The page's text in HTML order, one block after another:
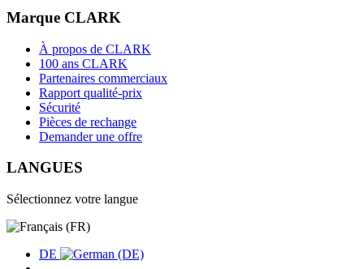
Marque CLARK
À propos de CLARK
100 ans CLARK
Partenaires commerciaux
Rapport qualité-prix
Sécurité
Pièces de rechange
Demander une offre
LANGUES
Sélectionnez votre langue
DE